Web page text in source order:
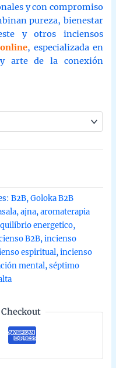
y con compromiso
pureza, bienestar
y otros inciensos
, especializada en
arte de la conexión
B2B,Goloka B2B
,ajna,aromaterapia
energetico,
B2B,incienso
espiritual,incienso
mental,séptimo